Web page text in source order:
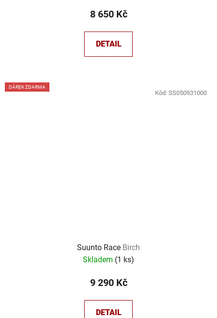
8 650 Kč
DETAIL
DÁREK ZDARMA
Suunto Race Birch
Skladem (1 ks)
9 290 Kč
DETAIL
Kód: SS050931000